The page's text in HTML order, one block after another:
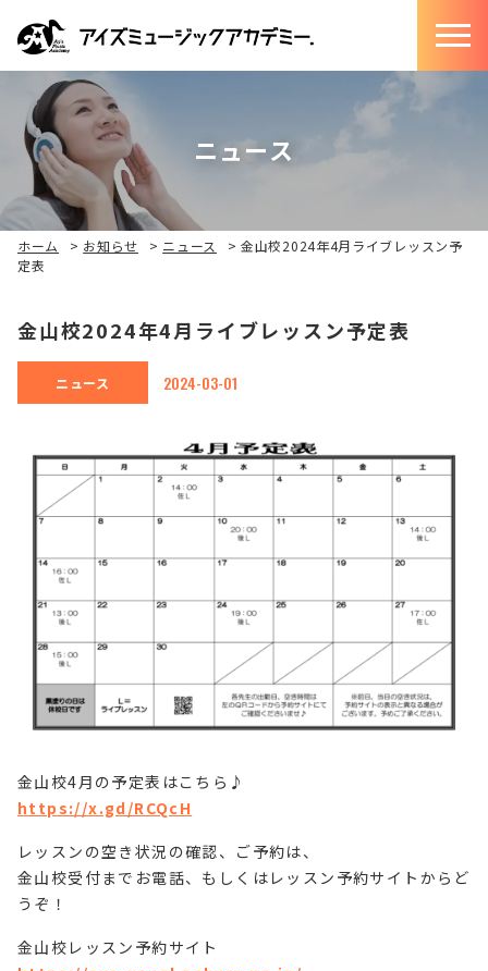
ニュース
ホーム > お知らせ > ニュース >金山校2024年4月ライブレッスン予
定表
金山校2024年4月ライブレッスン予定表
ニュース 2024-03-01
金山校4月の予定表はこちら♪
https://x.gd/RCQcH
レッスンの空き状況の確認、ご予約は、
金山校受付までお電話、もしくはレッスン予約サイトからど
うぞ！
金山校レッスン予約サイト